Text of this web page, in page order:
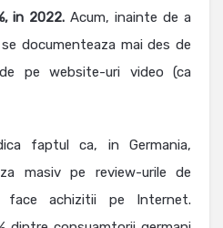
in 2022. Acum, inainte de a
documenteaza mai des de
pe website-uri video (ca
faptul ca, in Germania,
masiv pe review-urile de
achizitii pe Internet.